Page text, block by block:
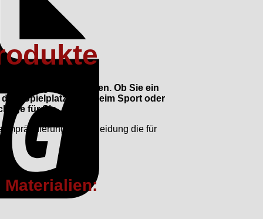
und Taschen. Ob Sie ein
Spielplatz sind, beim Sport oder
für Sie.
für Bekleidung die für